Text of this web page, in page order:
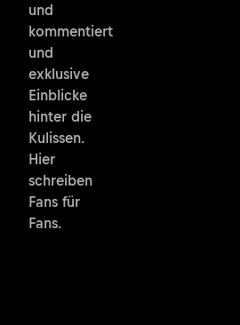
und
kommentiert
und
exklusive
Einblicke
hinter die
Kulissen.
Hier
schreiben
Fans für
Fans.